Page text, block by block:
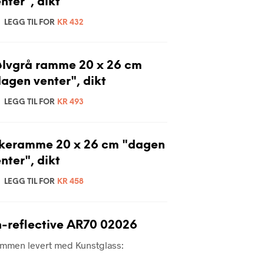
LEGG TIL FOR KR 432
ramme 20 x 26 cm
venter", dikt
LEGG TIL FOR KR 493
20 x 26 cm "dagen
dikt
LEGG TIL FOR KR 458
reflective AR70 02026
levert med Kunstglass: